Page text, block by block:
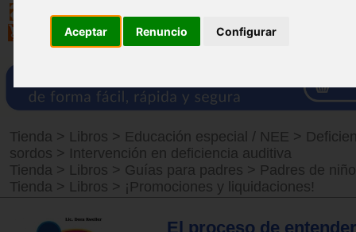
Aceptar Renuncio Configurar
Tienda > Libros > Educación especial / NEE >
sordos > Intervención en deficiencia auditiva
Tienda > Libros > Guías para padres > Padres de
Tienda > Libros > ¡Promociones y liquidaciones!
El proceso de